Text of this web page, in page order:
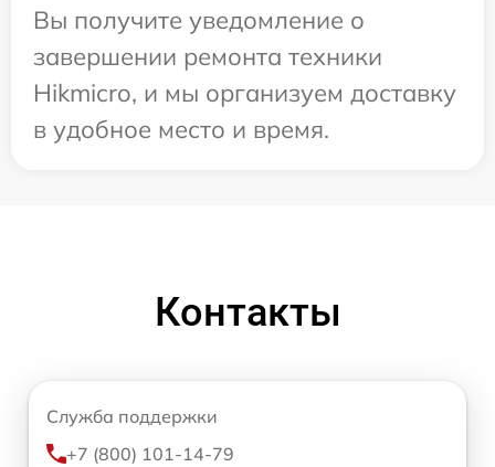
Вы получите уведомление о
завершении ремонта техники
Hikmicro, и мы организуем доставку
в удобное место и время.
Контакты
Служба поддержки
+7 (800) 101-14-79